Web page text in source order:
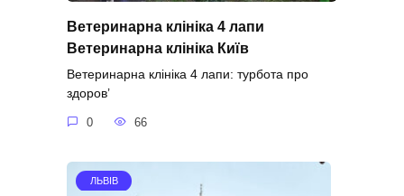
Ветеринарна клініка 4 лапи
Ветеринарна клініка Київ
Ветеринарна клініка 4 лапи: турбота про
здоров’
0 66
ЛЬВІВ